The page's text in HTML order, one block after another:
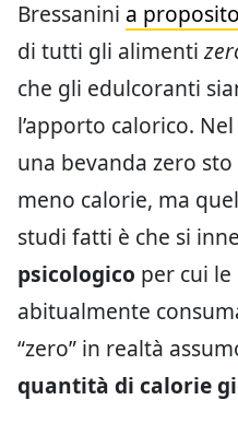
Bressanini a
di tutti gli alimenti
che gli edulcoranti
l’apporto calorico.
una bevanda zero
meno calorie, ma
studi fatti è che si
psicologico per cui
abitualmente
“zero” in realtà
quantità di calorie